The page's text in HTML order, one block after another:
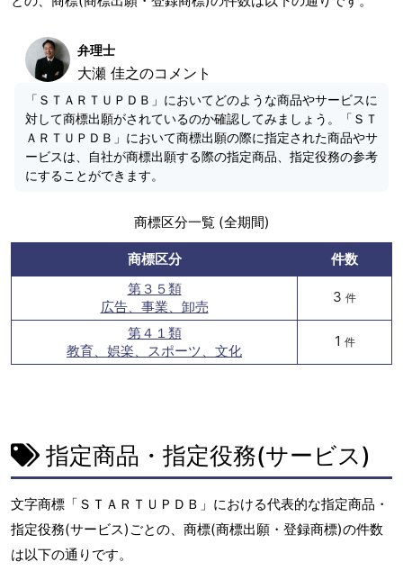
弁理士
大瀬 佳之のコメント
「ＳＴＡＲＴＵＰＤＢ」においてどのような商品やサービスに
対して商標出願がされているのか確認してみましょう。「ＳＴ
ＡＲＴＵＰＤＢ」において商標出願の際に指定された商品やサ
ービスは、自社が商標出願する際の指定商品、指定役務の参考
にすることができます。
商標区分一覧 (全期間)
商標区分
件数
第３５類
広告、事業、卸売
3 件
第４１類
教育、娯楽、スポーツ、文化
1 件
指定商品・指定役務(サービス)
文字商標「ＳＴＡＲＴＵＰＤＢ」における代表的な指定商品・
指定役務(サービス)ごとの、商標(商標出願・登録商標)の件数
は以下の通りです。